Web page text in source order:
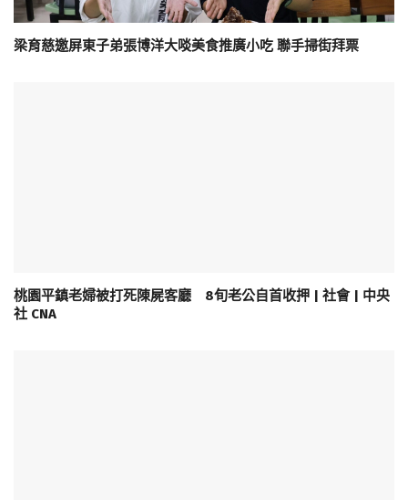
梁育慈邀屏東子弟張博洋大啖美食推廣小吃 聯手掃街拜票
桃園平鎮老婦被打死陳屍客廳 8旬老公自首收押 | 社會 | 中央
社 CNA